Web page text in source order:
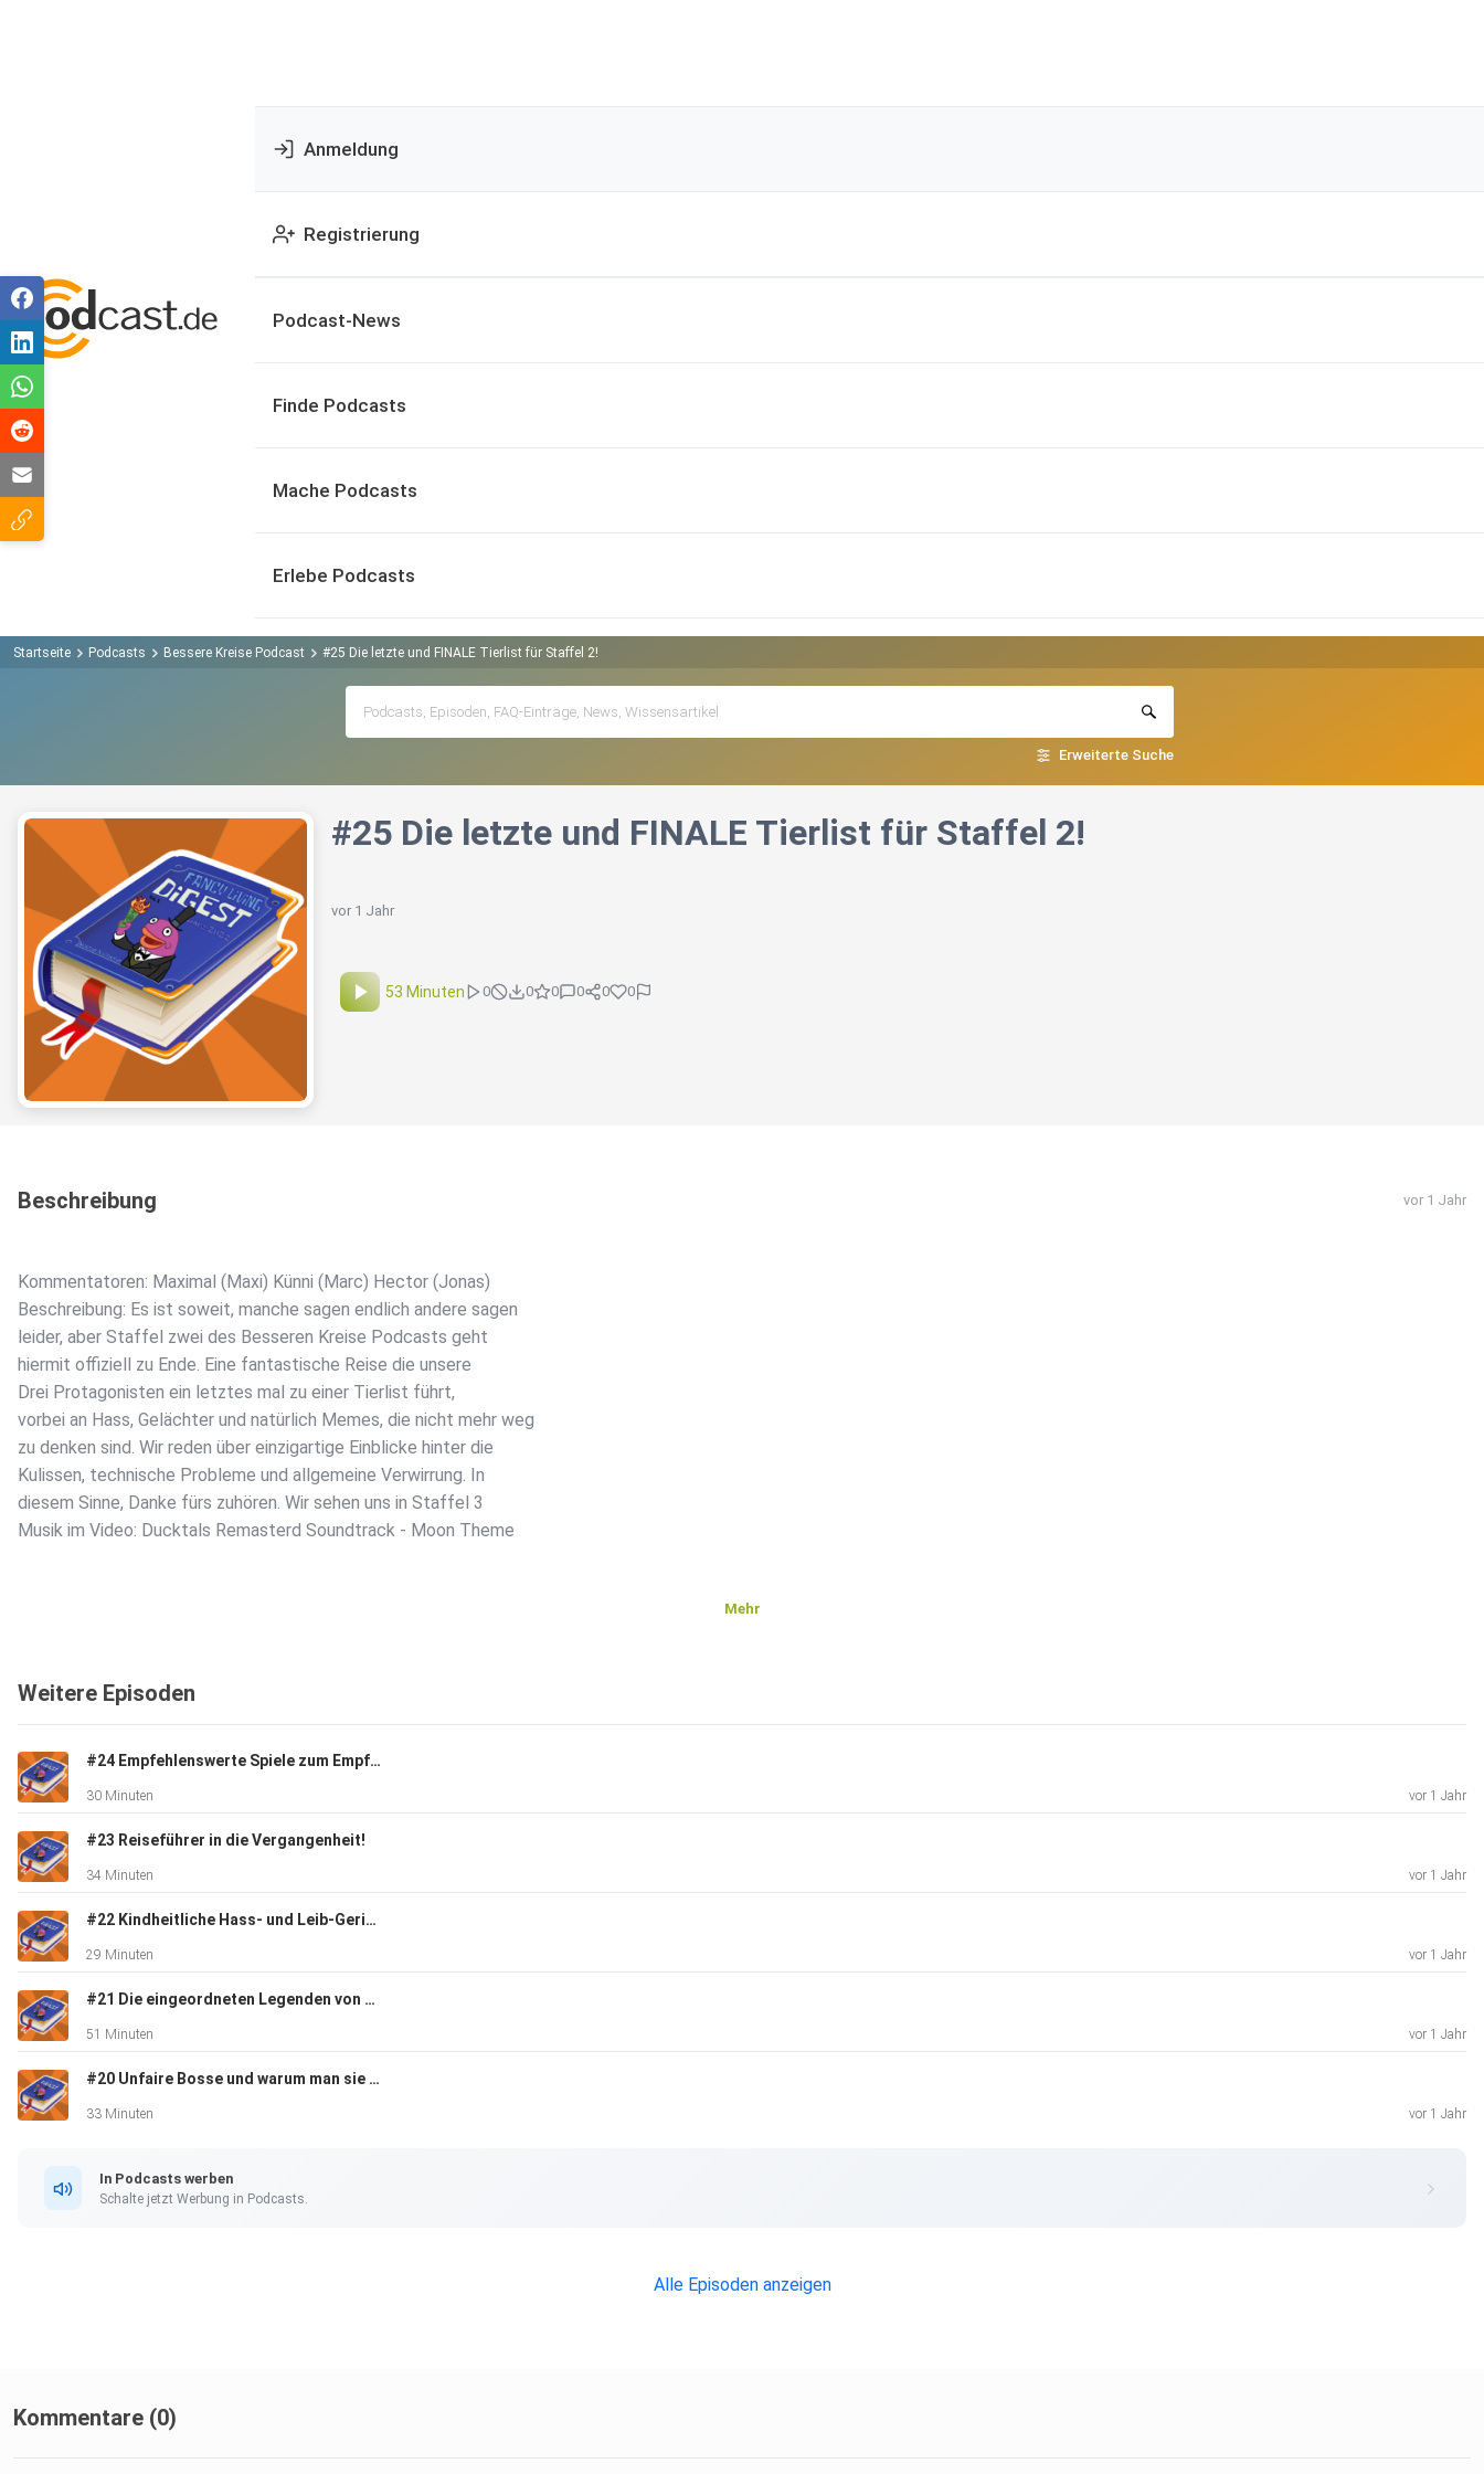
Anmeldung
Registrierung
Podcast-News
Finde Podcasts
Mache Podcasts
Erlebe Podcasts
Startseite Podcasts Bessere Kreise Podcast #25 Die letzte und FINALE Tierlist für Staffel 2!
Erweiterte Suche
#25 Die letzte und FINALE Tierlist für Staffel 2!
vor 1 Jahr
53 Minuten 0 0 0 0 0 0
Beschreibung vor 1 Jahr
Kommentatoren: Maximal (Maxi) Künni (Marc) Hector (Jonas)
Beschreibung: Es ist soweit, manche sagen endlich andere sagen
leider, aber Staffel zwei des Besseren Kreise Podcasts geht
hiermit offiziell zu Ende. Eine fantastische Reise die unsere
Drei Protagonisten ein letztes mal zu einer Tierlist führt,
vorbei an Hass, Gelächter und natürlich Memes, die nicht mehr weg
zu denken sind. Wir reden über einzigartige Einblicke hinter die
Kulissen, technische Probleme und allgemeine Verwirrung. In
diesem Sinne, Danke fürs zuhören. Wir sehen uns in Staffel 3
Musik im Video: Ducktals Remasterd Soundtrack - Moon Theme
Mehr
Weitere Episoden
#24 Empfehlenswerte Spiele zum Empfehlen!
30 Minuten vor 1 Jahr
#23 Reiseführer in die Vergangenheit!
34 Minuten vor 1 Jahr
#22 Kindheitliche Hass- und Leib-Gerichte!
29 Minuten vor 1 Jahr
#21 Die eingeordneten Legenden von Zelda!
51 Minuten vor 1 Jahr
#20 Unfaire Bosse und warum man sie vermeiden sollte!
33 Minuten vor 1 Jahr
In Podcasts werben
Schalte jetzt Werbung in Podcasts.
Alle Episoden anzeigen
Kommentare (0)